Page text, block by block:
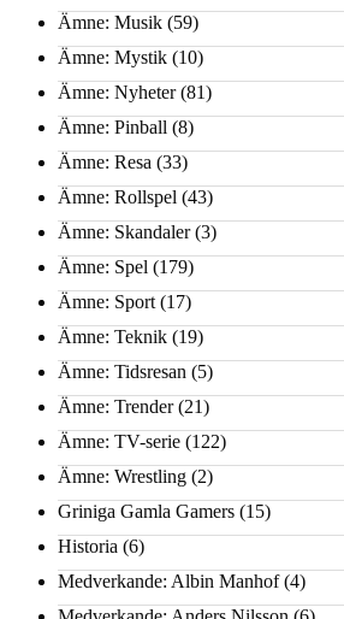
Ämne: Musik (59)
Ämne: Mystik (10)
Ämne: Nyheter(81)
Ämne: Pinball (8)
Ämne: Resa (33)
Ämne: Rollspel (43)
Ämne: Skandaler(3)
Ämne: Spel (179)
Ämne: Sport (17)
Ämne: Teknik (19)
Ämne: Tidsresan (5)
Ämne: Trender(21)
Ämne: TV-serie (122)
Ämne: Wrestling (2)
Griniga Gamla Gamers (15)
Historia (6)
Medverkande: Albin Manhof(4)